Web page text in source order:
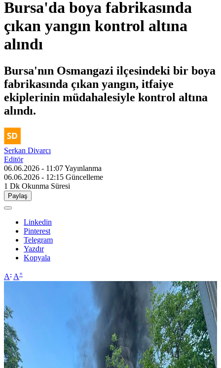
Bursa'da boya fabrikasında
çıkan yangın kontrol altına
alındı
Bursa'nın Osmangazi ilçesindeki bir boya
fabrikasında çıkan yangın, itfaiye
ekiplerinin müdahalesiyle kontrol altına
alındı.
Serkan Divarcı
Editör
06.06.2026 - 11:07Yayınlanma
06.06.2026 - 12:15 Güncelleme
1 Dk Okunma Süresi
Paylaş
Linkedin
Pinterest
Telegram
Yazdır
Kopyala
A- A+